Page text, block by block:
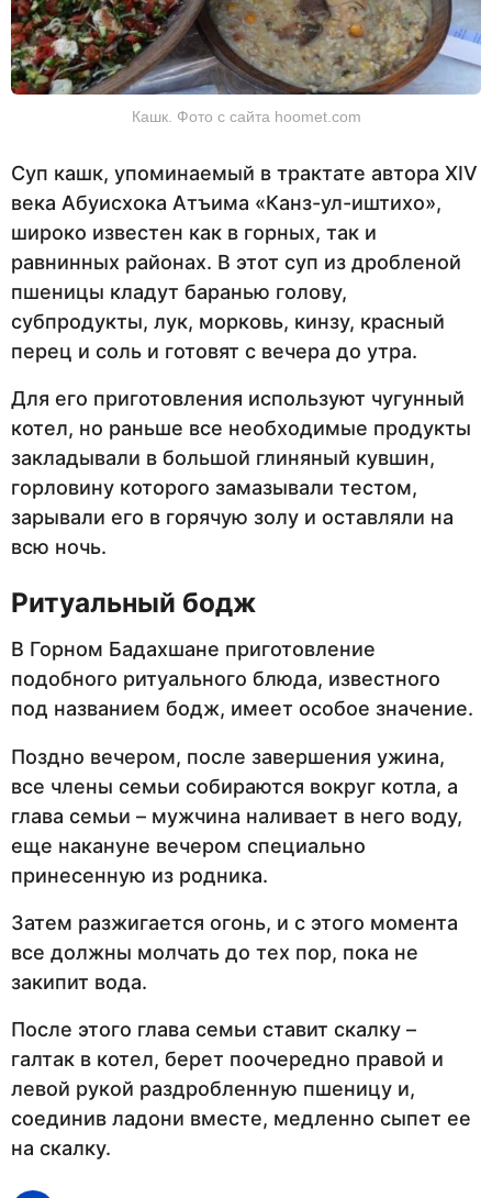
Кашк. Фото с сайта hoomet.com
Суп кашк, упоминаемый в трактате автора ХIV
века Абуисхока Атъима «Канз-ул-иштихо»,
широко известен как в горных, так и
равнинных районах. В этот суп из дробленой
пшеницы кладут баранью голову,
субпродукты, лук, морковь, кинзу, красный
перец и соль и готовят с вечера до утра.
Для его приготовления используют чугунный
котел, но раньше все необходимые продукты
закладывали в большой глиняный кувшин,
горловину которого замазывали тестом,
зарывали его в горячую золу и оставляли на
всю ночь.
Ритуальный бодж
В Горном Бадахшане приготовление
подобного ритуального блюда, известного
под названием бодж, имеет особое значение.
Поздно вечером, после завершения ужина,
все члены семьи собираются вокруг котла, а
глава семьи – мужчина наливает в него воду,
еще накануне вечером специально
принесенную из родника.
Затем разжигается огонь, и с этого момента
все должны молчать до тех пор, пока не
закипит вода.
После этого глава семьи ставит скалку –
галтак в котел, берет поочередно правой и
левой рукой раздробленную пшеницу и,
соединив ладони вместе, медленно сыпет ее
на скалку.